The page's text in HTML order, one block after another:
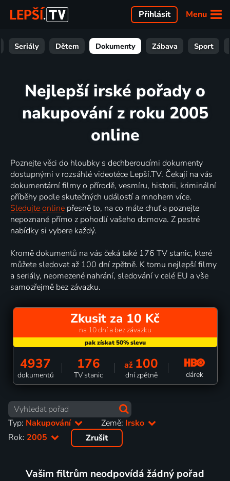
Menu
Přihlásit
Seriály Dětem Dokumenty Zábava Sport
Nejlepší irské pořady o
nakupování z roku 2005
online
Poznejte věci do hloubky s dechberoucími dokumenty
dostupnými v rozsáhlé videotéce Lepší.TV. Čekají na vás
dokumentární filmy o přírodě, vesmíru, historii, kriminální
příběhy podle skutečných událostí a mnohem více.
Sledujte online přesně to, na co máte chuť a poznejte
nepoznané přímo z pohodlí vašeho domova. Z pestré
nabídky si vybere každý.
Kromě dokumentů na vás čeká také 176 TV stanic, které
můžete sledovat až 100 dní zpětně. K tomu nejlepší filmy
a seriály, neomezené nahrání, sledování v celé EU a vše
samozřejmě bez závazku.
Zkusit za 10 Kč
na 10 dní a bez závazku
4937
dokumentů
176
TV stanic
až 100
dní zpětně dárek
Typ: Nakupování Země: Irsko
Rok: 2005 Zrušit
Vašim filtrům neodpovídá žádný pořad